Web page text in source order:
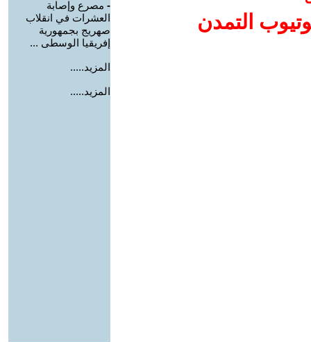
التمدن
- مصرع وإصابة
العشرات في انقلاب
صهريج بجمهورية
إفريقيا الوسطى ...
المزيد.....
المزيد.....